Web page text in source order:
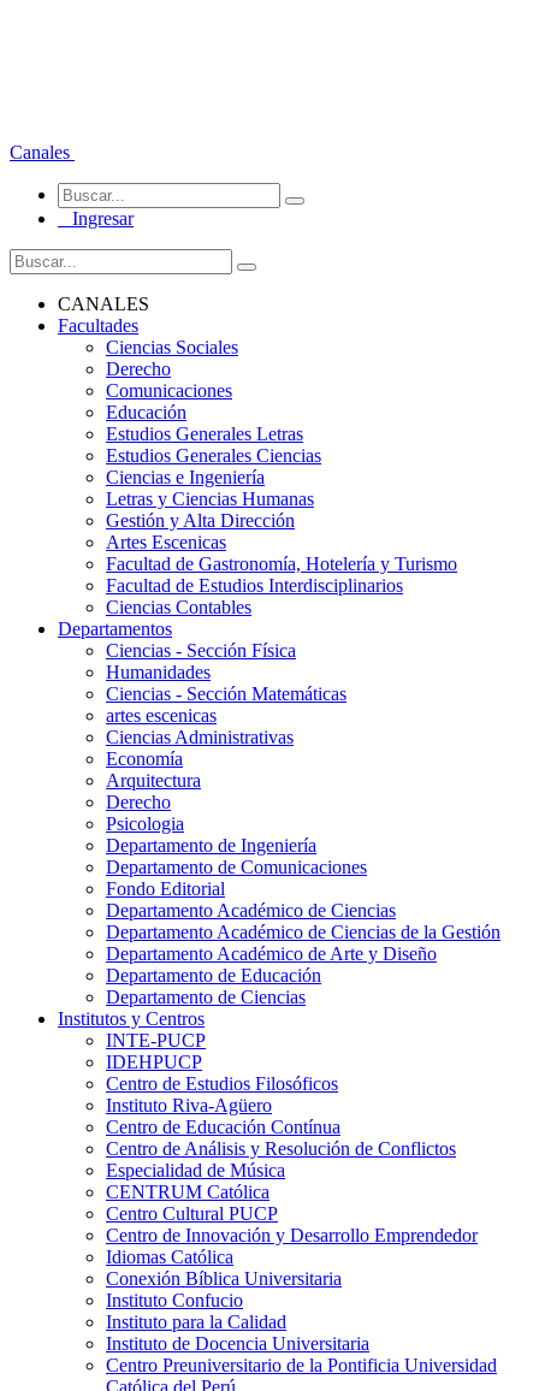
Canales
Ingresar
CANALES
Facultades
Ciencias Sociales
Derecho
Comunicaciones
Educación
Estudios Generales Letras
Estudios Generales Ciencias
Ciencias e Ingeniería
Letras y Ciencias Humanas
Gestión y Alta Dirección
Artes Escenicas
Facultad de Gastronomía, Hotelería y Turismo
Facultad de Estudios Interdisciplinarios
Ciencias Contables
Departamentos
Ciencias - Sección Física
Humanidades
Ciencias - Sección Matemáticas
artes escenicas
Ciencias Administrativas
Economía
Arquitectura
Derecho
Psicologia
Departamento de Ingeniería
Departamento de Comunicaciones
Fondo Editorial
Departamento Académico de Ciencias
Departamento Académico de Ciencias de la Gestión
Departamento Académico de Arte y Diseño
Departamento de Educación
Departamento de Ciencias
Institutos y Centros
INTE-PUCP
IDEHPUCP
Centro de Estudios Filosóficos
Instituto Riva-Agüero
Centro de Educación Contínua
Centro de Análisis y Resolución de Conflictos
Especialidad de Música
CENTRUM Católica
Centro Cultural PUCP
Centro de Innovación y Desarrollo Emprendedor
Idiomas Católica
Conexión Bíblica Universitaria
Instituto Confucio
Instituto para la Calidad
Instituto de Docencia Universitaria
Centro Preuniversitario de la Pontificia Universidad
Católica del Perú